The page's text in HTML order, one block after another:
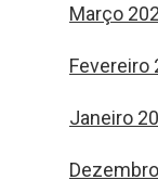
Março
Fevereiro
Janeiro